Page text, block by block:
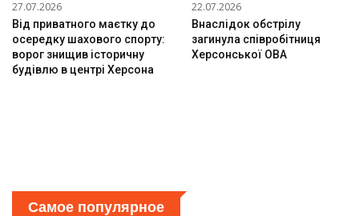
27.07.2026
Від приватного маєтку до
осередку шахового спорту:
ворог знищив історичну
будівлю в центрі Херсона
22.07.2026
Внаслідок обстрілу
загинула співробітниця
Херсонської ОВА
Самое популярное